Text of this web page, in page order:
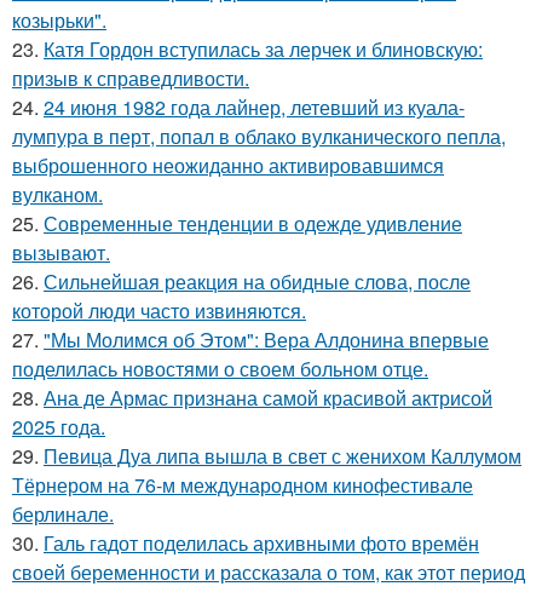
козырьки".
23. Катя Гордон вступилась за лерчек и блиновскую:
призыв к справедливости.
24. 24 июня 1982 года лайнер, летевший из куала-
лумпура в перт, попал в облако вулканического пепла,
выброшенного неожиданно активировавшимся
вулканом.
25. Современные тенденции в одежде удивление
вызывают.
26. Сильнейшая реакция на обидные слова, после
которой люди часто извиняются.
27. "Мы Молимся об Этом": Вера Алдонина впервые
поделилась новостями о своем больном отце.
28. Ана де Армас признана самой красивой актрисой
2025 года.
29. Певица Дуа липа вышла в свет с женихом Каллумом
Тёрнером на 76-м международном кинофестивале
берлинале.
30. Галь гадот поделилась архивными фото времён
своей беременности и рассказала о том, как этот период